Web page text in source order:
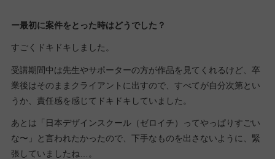
ー最初に案件をとった時はどうでした？
すごくドキドキしました。
受講期間中は先生やサポーターの方が作品を見てくれるけど、卒
業後はそのままクライアントに出すので、すべてが自分次第とい
うか、責任感を感じてドキドキしていました。
あとは「日本デザインスクール（ゼロイチ）ってやっぱりすごい
な〜」と言われたかったので、下手なものを出さないように、緊
張していましたね…。